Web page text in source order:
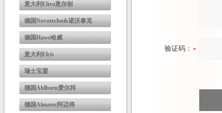
意大利Eltra意尔创
德国Novotechnik诺沃泰克
德国Hawe哈威
意大利Elcis
瑞士宝盟
德国Ahlborn爱尔邦
德国Almatec阿迈得
验证码：